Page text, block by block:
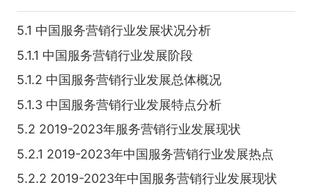
5.1 中国服务营销行业发展状况分析
5.1.1 中国服务营销行业发展阶段
5.1.2 中国服务营销行业发展总体概况
5.1.3 中国服务营销行业发展特点分析
5.2 2019-2023年服务营销行业发展现状
5.2.1 2019-2023年中国服务营销行业发展热点
5.2.2 2019-2023年中国服务营销行业发展现状